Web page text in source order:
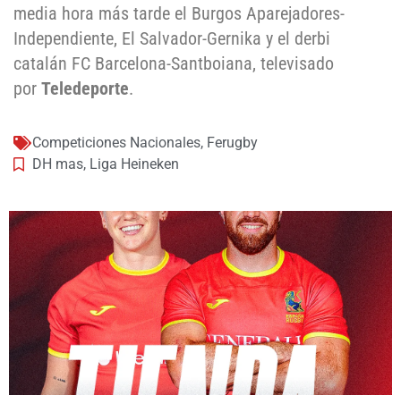
media hora más tarde el Burgos Aparejadores-
Independiente, El Salvador-Gernika y el derbi
catalán FC Barcelona-Santboiana, televisado
por Teledeporte.
Competiciones Nacionales, Ferugby
DH mas, Liga Heineken